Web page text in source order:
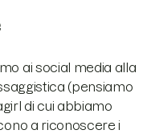
ai social media alla
(pensiamo
di cui abbiamo
a riconoscere i